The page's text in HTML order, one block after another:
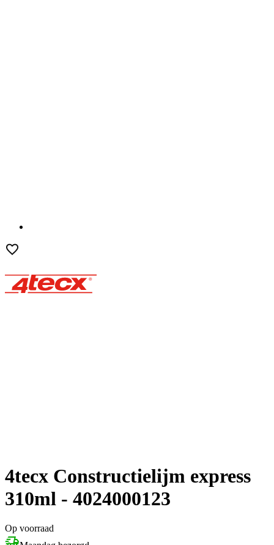
4tecx Constructielijm express
310ml - 4024000123
Op voorraad